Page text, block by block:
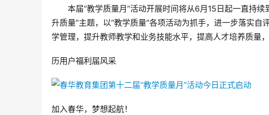
本届“教学质量月”活动开展时间将从6月15日起一直持续
升质量”主题，以“教学质量”各项活动为抓手，进一步落实
学管理，提升教师教学和业务技能水平，提高人才培养质量
历用户福利届风采
加入春华，梦想起航！